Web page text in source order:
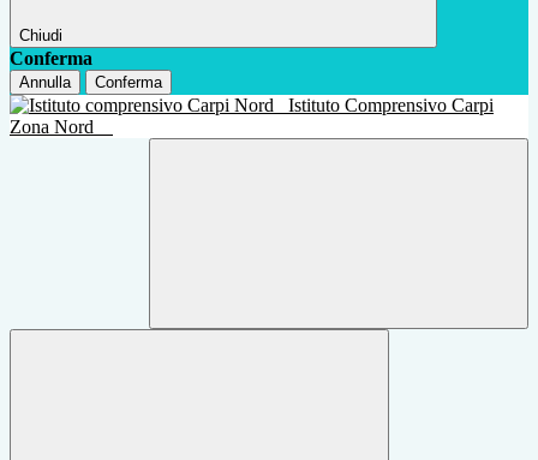
Chiudi
Conferma
Annulla Conferma
Istituto Comprensivo Carpi
Zona Nord